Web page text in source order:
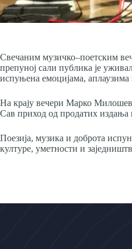
Свечаним музичко–поетским
препуној сали публика је
испуњена емоцијама,
На крају вечери Марко
Сав приход од продатих издања
Поезија, музика и доброта
културе, уметности и